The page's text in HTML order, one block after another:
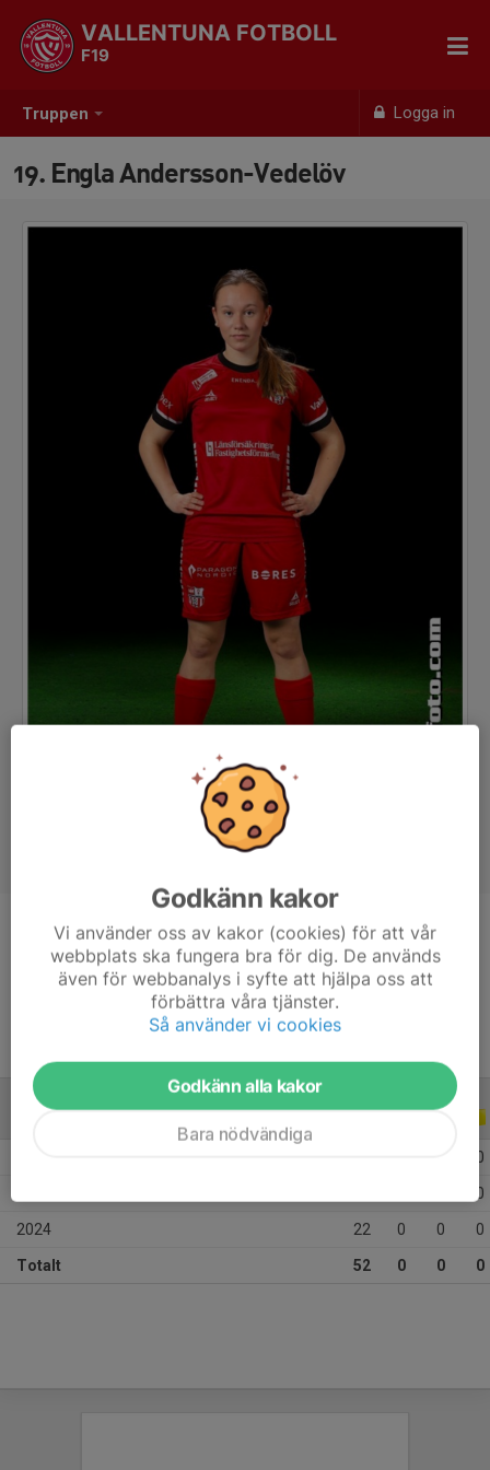
Truppen Logga in
VALLENTUNA FOTBOLL
F19
19. Engla Andersson-Vedelöv
Position
-
18 år
0
0
2024 22 0 0 0
Totalt 52 0 0 0
Godkänn kakor
Vi använder oss av kakor (cookies) för att vår
webbplats ska fungera bra för dig. De används
även för webbanalys i syfte att hjälpa oss att
förbättra våra tjänster.
Så använder vi cookies
Godkänn alla kakor
Bara nödvändiga